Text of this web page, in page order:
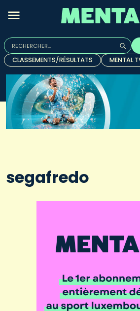
Rechercher :
Quand les résultats de l'auto-
CLASSEMENTS/RÉSULTATS
MENTAL
segafredo